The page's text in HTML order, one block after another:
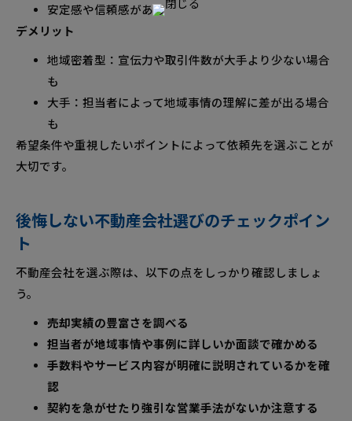
安定感や信頼感がある
デメリット
地域密着型：宣伝力や取引件数が大手より少ない場合
も
大手：担当者によって地域事情の理解に差が出る場合
も
希望条件や重視したいポイントによって依頼先を選ぶことが
大切です。
後悔しない不動産会社選びのチェックポイン
ト
不動産会社を選ぶ際は、以下の点をしっかり確認しましょ
う。
売却実績の豊富さを調べる
担当者が地域事情や事例に詳しいか面談で確かめる
手数料やサービス内容が明確に説明されているかを確
認
契約を急がせたり強引な営業手法がないか注意する